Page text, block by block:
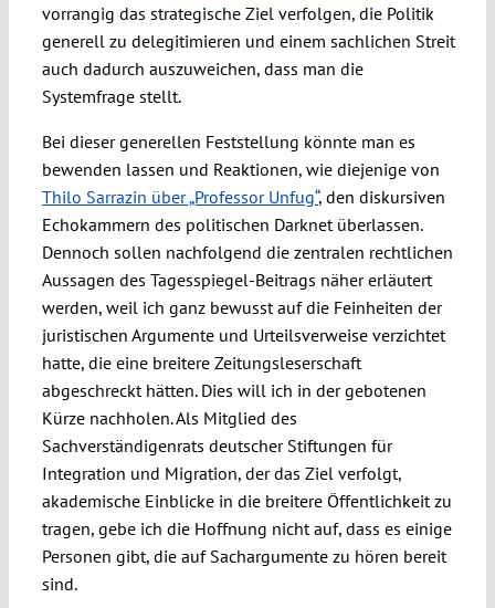
vorrangig das strategische Ziel verfolgen, die Politik
generell zu delegitimieren und einem sachlichen Streit
auch dadurch auszuweichen, dass man die
Systemfrage stellt.
Bei dieser generellen Feststellung könnte man es
bewenden lassen und Reaktionen, wie diejenige von
Thilo Sarrazin über „Professor Unfug“, den diskursiven
Echokammern des politischen Darknet überlassen.
Dennoch sollen nachfolgend die zentralen rechtlichen
Aussagen des Tagesspiegel-Beitrags näher erläutert
werden, weil ich ganz bewusst auf die Feinheiten der
juristischen Argumente und Urteilsverweise verzichtet
hatte, die eine breitere Zeitungsleserschaft
abgeschreckt hätten. Dies will ich in der gebotenen
Kürze nachholen. Als Mitglied des
Sachverständigenrats deutscher Stiftungen für
Integration und Migration, der das Ziel verfolgt,
akademische Einblicke in die breitere Öffentlichkeit zu
tragen, gebe ich die Hoffnung nicht auf, dass es einige
Personen gibt, die auf Sachargumente zu hören bereit
sind.